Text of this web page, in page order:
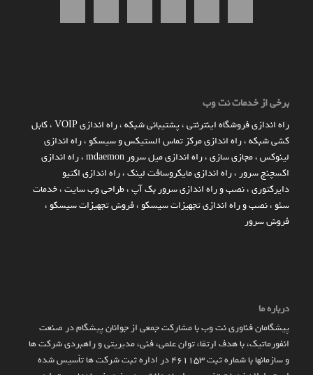
برخی از خدمات نت وب
راه اندازي فروشگاه اينترنتي،پشتیبانی شبکه،راه اندازی VOIP ،کابل
کشی شبکه،راه اندازی مرکز تماس الستیکس و سیسکو ،راه اندازی
لینوکس،مجازی سازی،راه اندازی میل سرور mdaemon ،راه اندازی
اکسچنج سرور ،راه اندازی مایکروسافت لینک،راه اندازی اکتیو
دایرکتوری،نصب و راه اندازی سرور بک آپ،طراحی وب سایت،خدمات
سئو ،نصب و راه اندازی تجهیزات سیسکو ،فروش تجهیزات سیسکو ،
فروش سرور
درباره ما
پیشگامان فناوری نت وب با مشارکت جمعی از جوانان پیشگام در صنعت
انفورماتیک، با هدف ارتقاء توان علمی، فنی، مدیریتی و راهبردی شرکت ها
و سازمان­ها با شماره ثبت 461153 در اداره ثبت شرکت ها تأسیس شده